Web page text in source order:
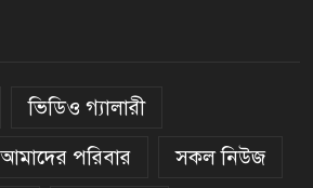
ভিডিও গ্যালারী
আমাদের পরিবার সকল নিউজ